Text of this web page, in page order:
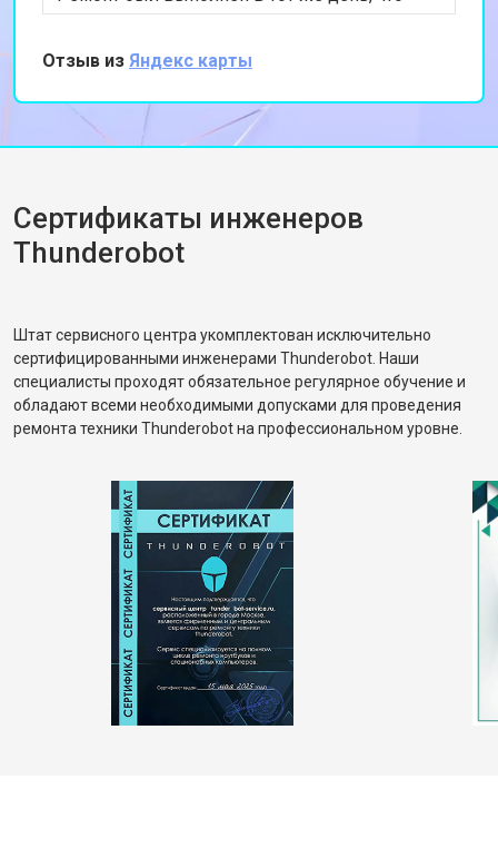
очень удобно. Теперь ноутбук работает
отлично, и я могу снова наслаждаться играми.
Спасибо за профессиональный подход и
быструю работу!
Отзыв из Яндекс карты
Сертификаты инженеров
Thunderobot
Штат сервисного центра укомплектован исключительно
сертифицированными инженерами Thunderobot. Наши
специалисты проходят обязательное регулярное обучение и
обладают всеми необходимыми допусками для проведения
ремонта техники Thunderobot на профессиональном уровне.